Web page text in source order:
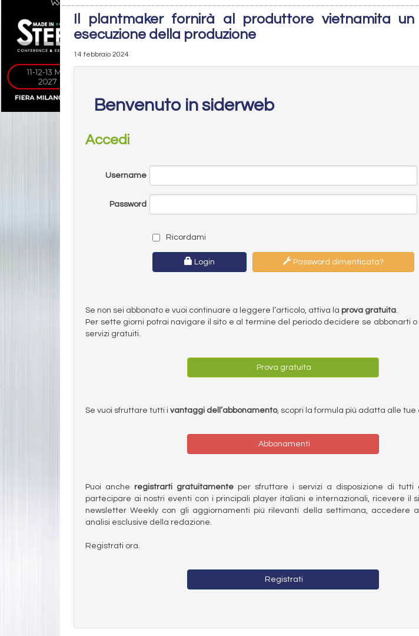
Il plantmaker fornirà al produttore vietnamita
esecuzione della produzione
14 febbraio 2024
Benvenuto in siderweb
Accedi
Username
Password
Ricordami
Login Password dimenticata?
Se non sei abbonato e vuoi continuare a leggere l’articolo, attiva la prova gratuita.
Per sette giorni potrai navigare il sito e al termine del periodo decidere se abbonarti
servizi gratuiti.
Prova gratuita
Se vuoi sfruttare tutti i vantaggi dell’abbonamento, scopri la formula più adatta alle tue
Abbonamenti
Puoi anche registrarti gratuitamenteper sfruttare i servizi a disposizione di tutti
partecipare ai nostri eventi con i principali player italiani e internazionali, ricevere il
newsletter Weekly con gli aggiornamenti più rilevanti della settimana, accedere
analisi esclusive della redazione.
Registrati ora.
Registrati